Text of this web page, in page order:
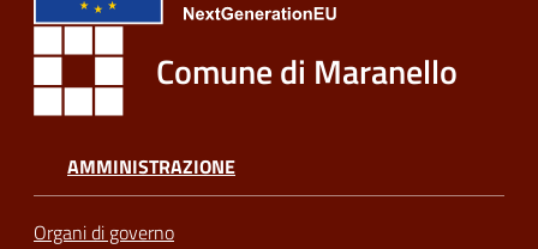
Comune di Maranello
AMMINISTRAZIONE
Organi di governo